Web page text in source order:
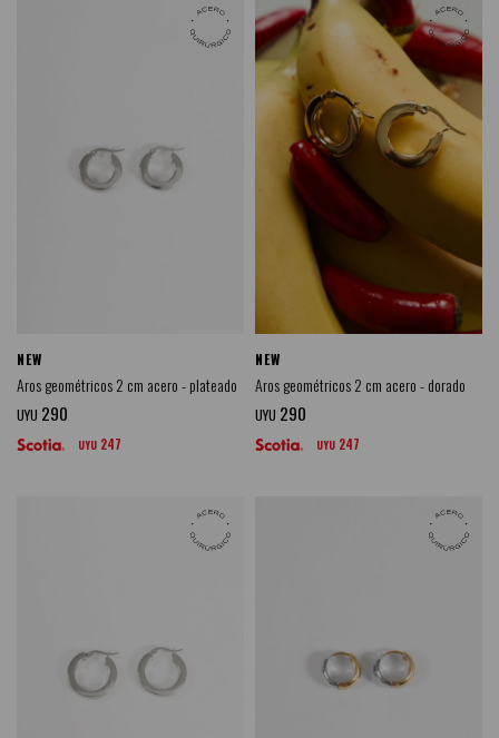
NEW
Aros geométricos 2 cm acero - plateado
UYU 290
UYU 247
NEW
Aros geométricos 2 cm acero - dorado
UYU 290
UYU 247